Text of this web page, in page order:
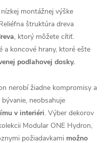
montážnej výške
štruktúra dreva
, ktorý môžete cítiť.
a koncové hrany, ktoré ešte
podlahovej dosky.
nerobí žiadne kompromisy a
neobsahuje
v interiéri. Výber dekorov
Modular ONE Hydron,
požiadavkami možno